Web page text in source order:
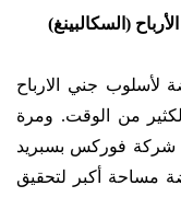
لأسلوب جني الارباح
من الوقت. ومرة
شركة فوركس بسبريد
مساحة أكبر لتحقيق